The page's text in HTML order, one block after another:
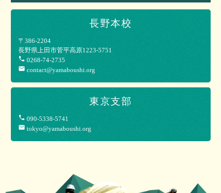
長野本校
〒386-2204
長野県上田市菅平高原1223-5751
phone 0268-74-2735
mail contact@yamaboushi.org
東京支部
phone 090-5338-5741
mail tokyo@yamaboushi.org